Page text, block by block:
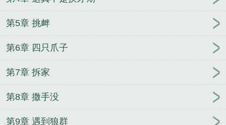
第5章 挑衅
第6章 四只爪子
第7章 拆家
第8章 撒手没
第9章 遇到狼群